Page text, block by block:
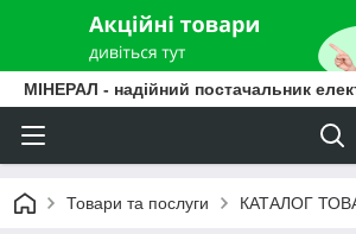
МІНЕРАЛ - надійний постачальник
Товари та послуги КАТАЛОГ